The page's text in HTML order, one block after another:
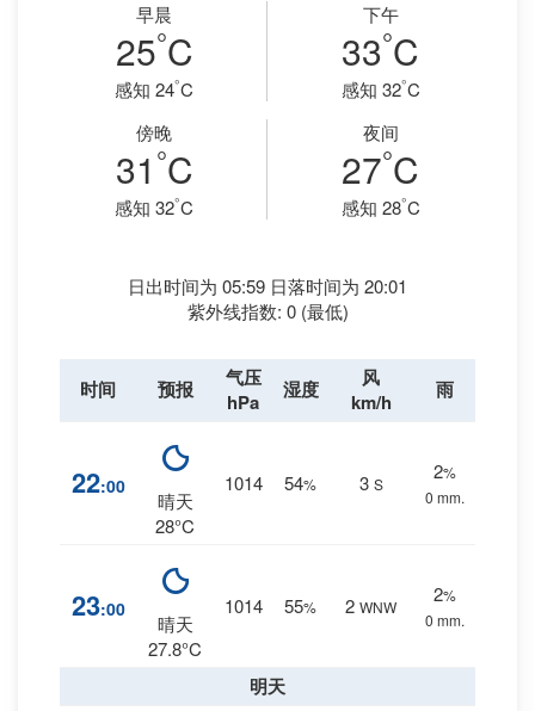
早晨
25°C
感知 24°C
下午
33°C
感知 32°C
傍晚
31 °C
感知 32°C
夜间
27°C
感知 28°C
日出时间为 05:59 日落时间为 20:01
紫外线指数: 0 (最低)
时间 预报
气压
hPa
湿度
风
km/h
雨
22:00
晴天
28°C
1014 54% 3 S
2%
0 mm.
23:00
晴天
27.8°C
1014 55% 2 WNW
2%
0 mm.
明天